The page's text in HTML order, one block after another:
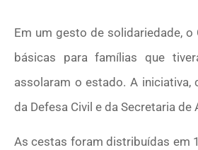
Em um gesto de solidariedade, o
básicas para famílias que
assolaram o estado. A iniciativa,
da Defesa Civil e da Secretaria
As cestas foram distribuídas em